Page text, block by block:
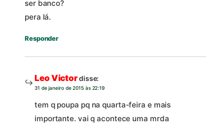
ser banco?
pera lá.
Responder
Leo Victordisse:
31 de janeiro de 2015 às 22:19
tem q poupa pq na quarta-feira e mais
importante. vai q acontece uma mrda